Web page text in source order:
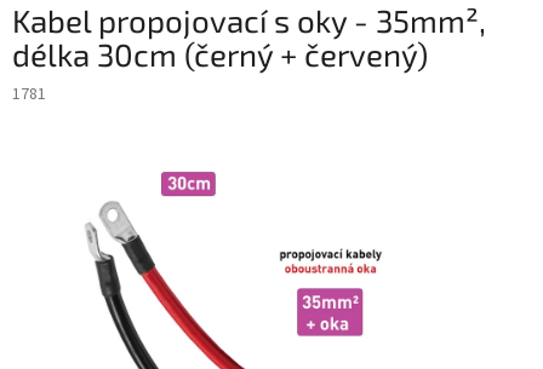
Kabel propojovací s oky - 35mm²,
délka 30cm (černý + červený)
1781